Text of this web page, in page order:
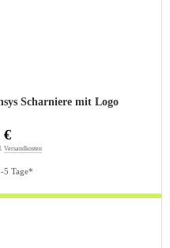
Scharniere mit Logo
5 Tage*
€
Versandkosten